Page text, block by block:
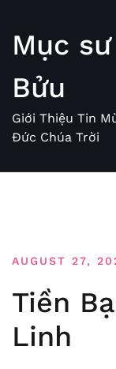
content
Mục
Bửu
Giới Thiệu Tin
Đức Chúa Trời
AUGUST 27,
Tiền
Linh